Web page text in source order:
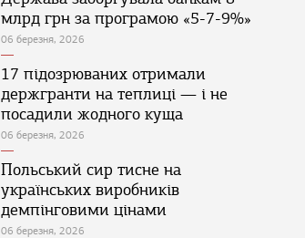
млрд грн за програмою «5-7-9%»
06 березня, 2026
17 підозрюваних отримали
держгранти на теплиці — і не
посадили жодного куща
06 березня, 2026
Польський сир тисне на
українських виробників
демпінговими цінами
06 березня, 2026